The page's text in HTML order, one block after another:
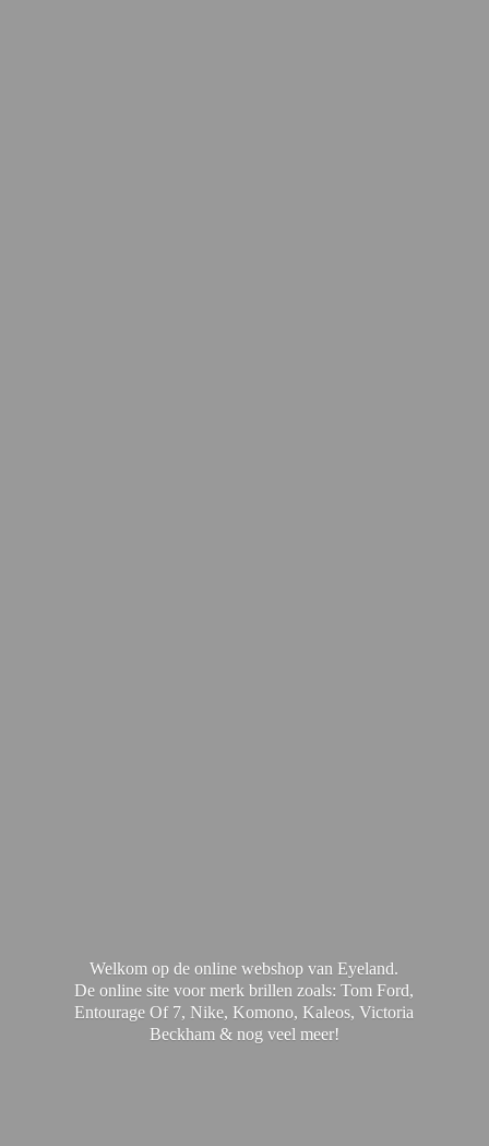
Welkom op de online webshop van Eyeland.
De online site voor merk brillen zoals: Tom Ford,
Entourage Of 7, Nike, Komono, Kaleos, Victoria
Beckham & nog veel meer!